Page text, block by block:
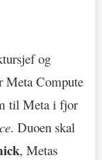
og
Meta Compute
til Meta i fjor
. Duoen skal
, Metas